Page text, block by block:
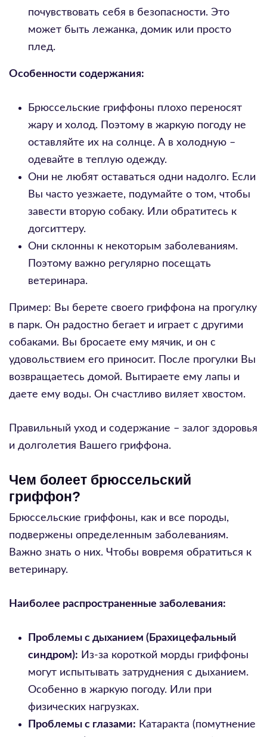
почувствовать себя в безопасности. Это
может быть лежанка, домик или просто
плед.
Особенности содержания:
Брюссельские гриффоны плохо переносят
жару и холод. Поэтому в жаркую погоду не
оставляйте их на солнце. А в холодную –
одевайте в теплую одежду.
Они не любят оставаться одни надолго. Если
Вы часто уезжаете, подумайте о том, чтобы
завести вторую собаку. Или обратитесь к
догситтеру.
Они склонны к некоторым заболеваниям.
Поэтому важно регулярно посещать
ветеринара.
Пример: Вы берете своего гриффона на прогулку
в парк. Он радостно бегает и играет с другими
собаками. Вы бросаете ему мячик, и он с
удовольствием его приносит. После прогулки Вы
возвращаетесь домой. Вытираете ему лапы и
даете ему воды. Он счастливо виляет хвостом.
Правильный уход и содержание – залог здоровья
и долголетия Вашего гриффона.
Чем болеет брюссельский
гриффон?
Брюссельские гриффоны, как и все породы,
подвержены определенным заболеваниям.
Важно знать о них. Чтобы вовремя обратиться к
ветеринару.
Наиболее распространенные заболевания:
Проблемы с дыханием (Брахицефальный
синдром): Из-за короткой морды гриффоны
могут испытывать затруднения с дыханием.
Особенно в жаркую погоду. Или при
физических нагрузках.
Проблемы с глазами: Катаракта (помутнение